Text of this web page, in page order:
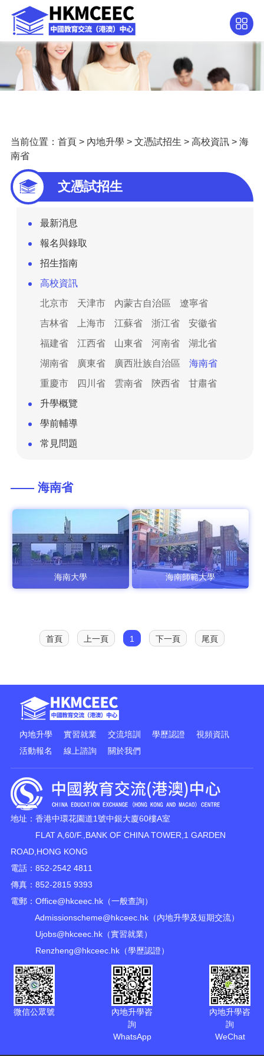
当前位置： 首頁> 內地升學 > 文憑試招生 > 高校資訊> 海
南省
文憑試招生
最新消息
報名與錄取
招生指南
高校資訊
北京市
天津市 內蒙古自治區
遼寧省
吉林省
上海市 江蘇省 浙江省
安徽省
福建省
江西省 山東省 河南省
湖北省
湖南省
廣東省 廣西壯族自治區
海南省
重慶市
四川省 雲南省 陝西省
甘肅省
升學概覽
學前輔導
常見問題
—— 海南省
海南大學 海南師範大學
首頁 上一頁 1 下一頁 尾頁
內地升學 實習就業 交流培訓 學歷認證
視頻資訊
活動報名
線上諮詢 關於我們
地址：香港中環花園道1號中銀大廈60樓A室
FLAT A,60/F.,BANK OF CHINA TOWER,1 GARDEN
ROAD,HONG KONG
電話：852-2542 4811
傳真：852-2815 9393
電郵： Office@hkceec.hk（一般查詢）
Admissionscheme@hkceec.hk（內地升學及短期交流）
Ujobs@hkceec.hk（實習就業）
Renzheng@hkceec.hk（學歷認證）
微信公眾號
內地升學咨
詢
WhatsApp
內地升學咨
詢
WeChat